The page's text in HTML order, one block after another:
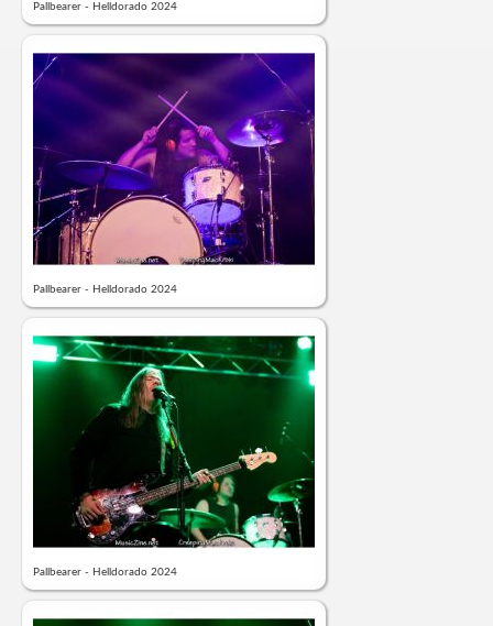
Pallbearer - Helldorado 2024
Pallbearer - Helldorado 2024
Pallbearer - Helldorado 2024